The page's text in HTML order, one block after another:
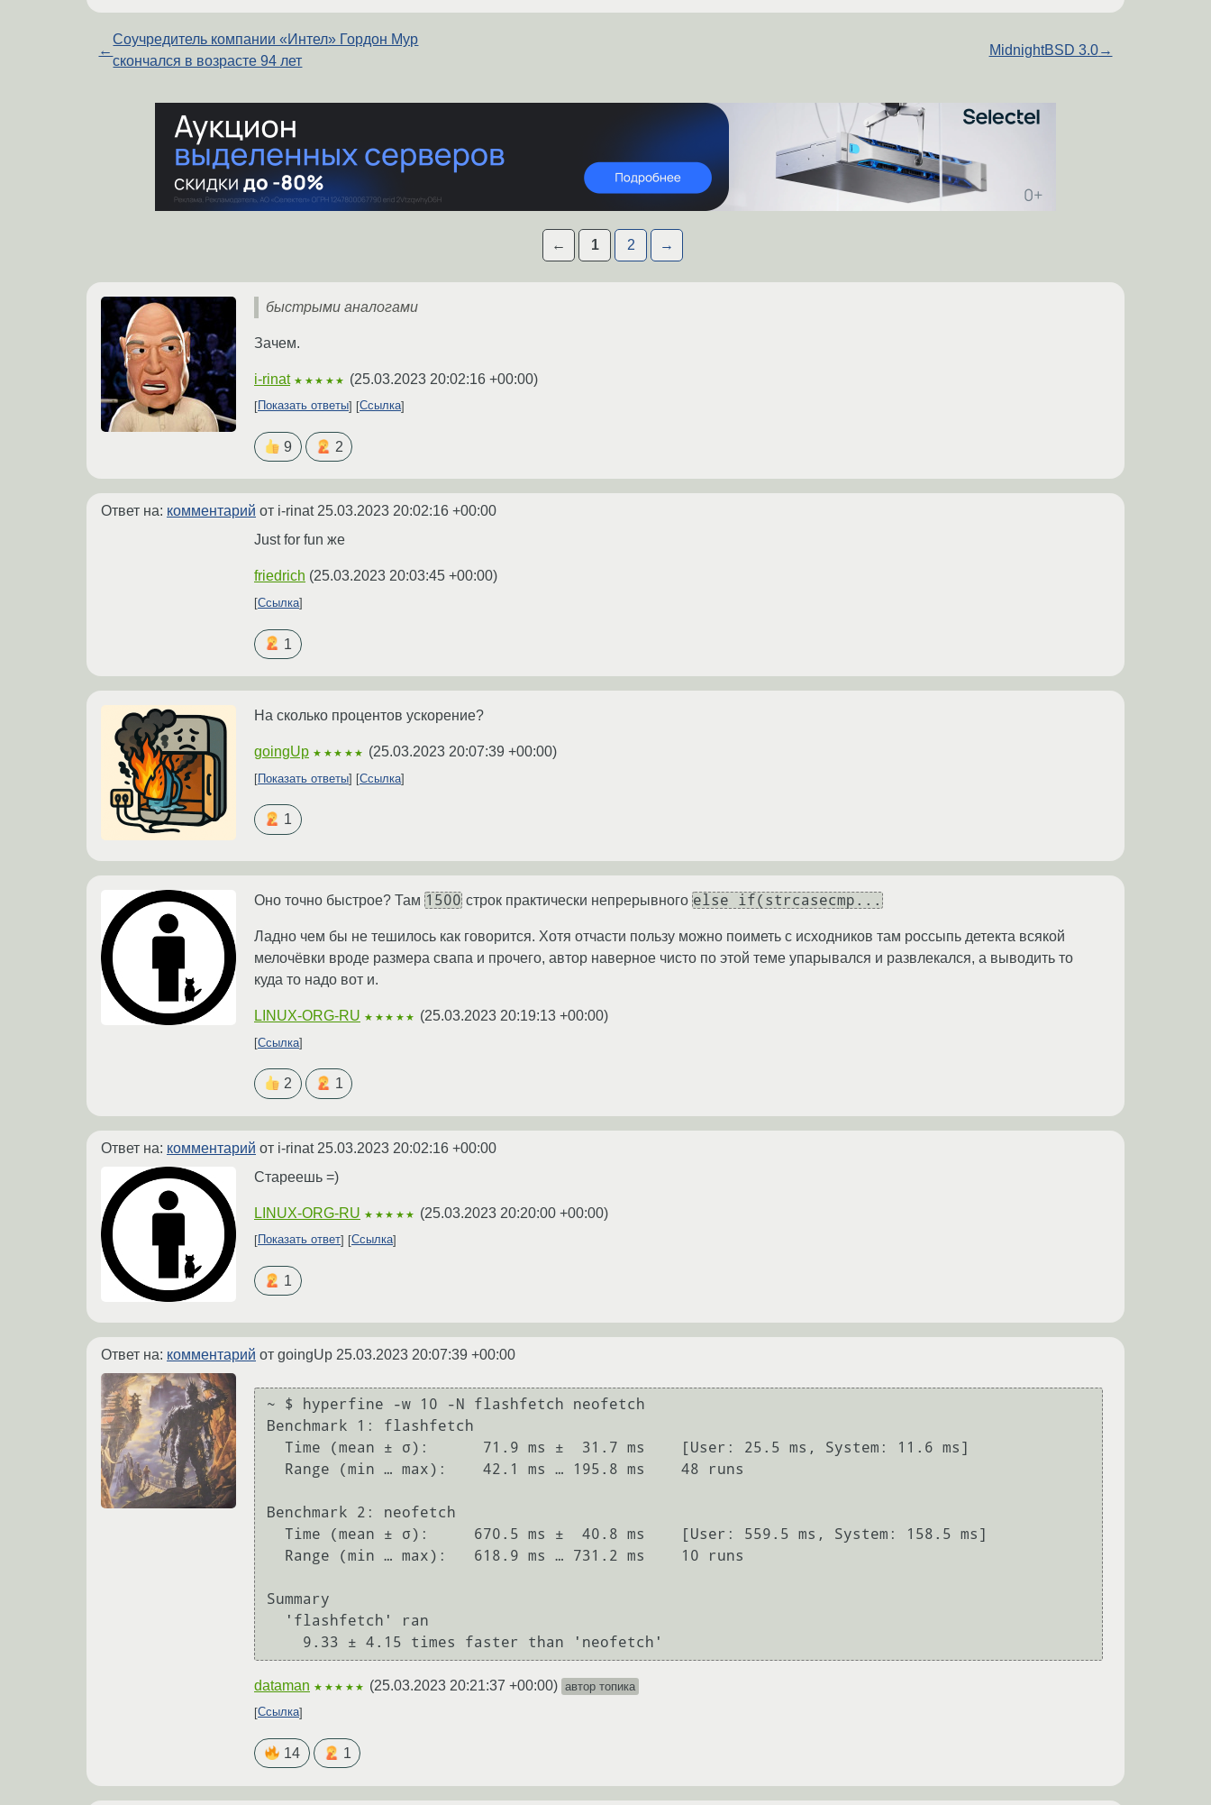
←
Соучредитель компании «Интел» Гордон Мур
скончался в возрасте 94 лет
MidnightBSD 3.0→
← 1 2 →
быстрыми аналогами
Зачем.
i-rinat ★★★★★ (25.03.2023 20:02:16 +00:00)
Показать ответы Ссылка
9 2
Ответ на: комментарий от i-rinat 25.03.2023 20:02:16 +00:00
Just for fun же
friedrich (25.03.2023 20:03:45 +00:00)
Ссылка
1
На сколько процентов ускорение?
goingUp ★★★★★ (25.03.2023 20:07:39 +00:00)
Показать ответы Ссылка
1
Оно точно быстрое? Там 1500 строк практически непрерывного else if(strcasecmp...
Ладно чем бы не тешилось как говорится. Хотя отчасти пользу можно поиметь с исходников там россыпь детекта всякой
мелочёвки вроде размера свапа и прочего, автор наверное чисто по этой теме упарывался и развлекался, а выводить то
куда то надо вот и.
LINUX-ORG-RU ★★★★★ (25.03.2023 20:19:13 +00:00)
Ссылка
2 1
Ответ на: комментарий от i-rinat 25.03.2023 20:02:16 +00:00
Стареешь =)
LINUX-ORG-RU ★★★★★ (25.03.2023 20:20:00 +00:00)
Показать ответ Ссылка
1
Ответ на: комментарий от goingUp 25.03.2023 20:07:39 +00:00
~ $ hyperfine -w 10 -N flashfetch neofetch
Benchmark 1: flashfetch
Benchmark 2: neofetch
Summary
dataman ★★★★★ (25.03.2023 20:21:37 +00:00) автор топика
Ссылка
14 1